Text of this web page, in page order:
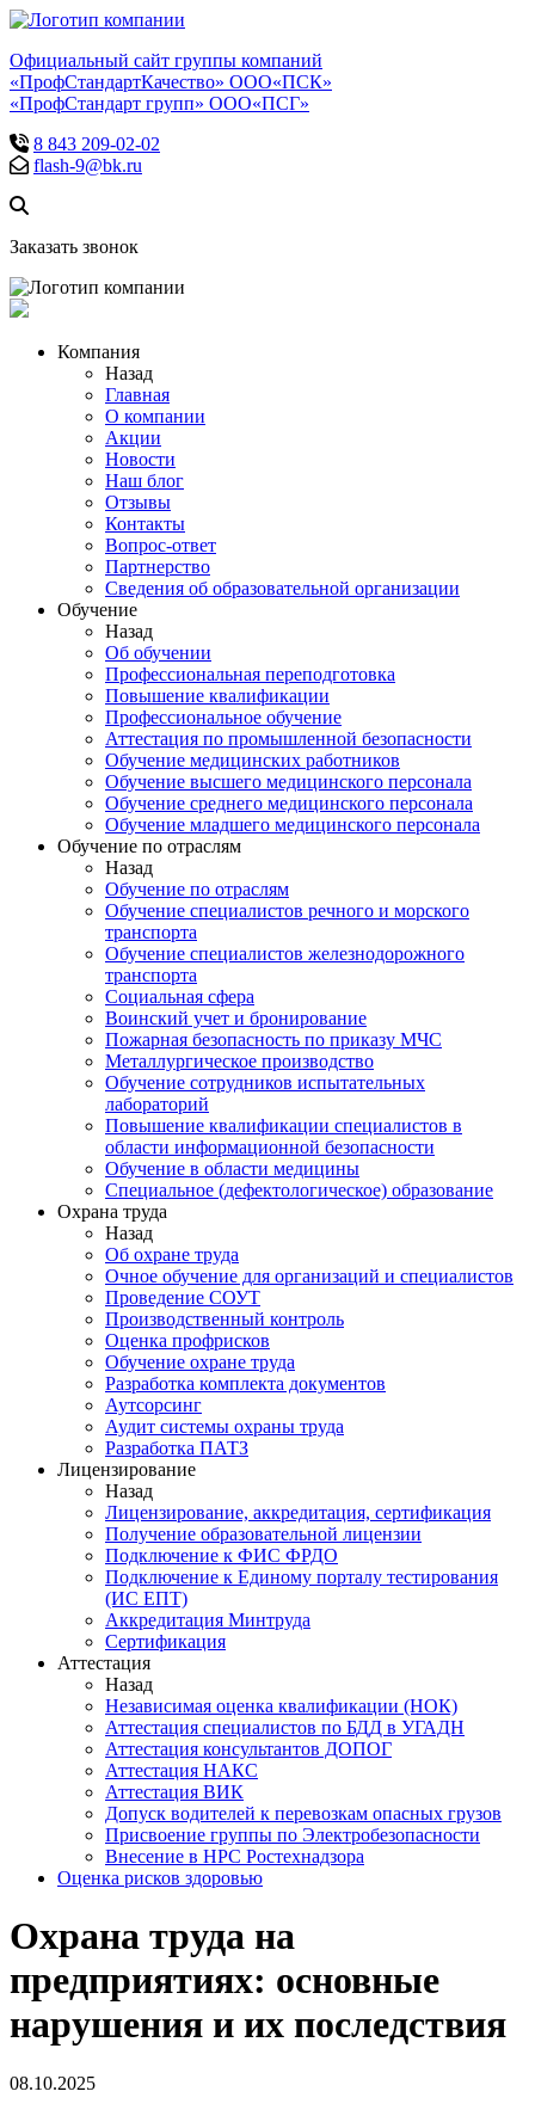
Официальный сайт группы компаний
«ПрофСтандартКачество» ООО«ПСК»
«ПрофСтандарт групп» ООО«ПСГ»
8 843 209-02-02
flash-9@bk.ru
Заказать звонок
Компания
Назад
Главная
О компании
Акции
Новости
Наш блог
Отзывы
Контакты
Вопрос-ответ
Партнерство
Сведения об образовательной организации
Обучение
Назад
Об обучении
Профессиональная переподготовка
Повышение квалификации
Профессиональное обучение
Аттестация по промышленной безопасности
Обучение медицинских работников
Обучение высшего медицинского персонала
Обучение среднего медицинского персонала
Обучение младшего медицинского персонала
Обучение по отраслям
Назад
Обучение по отраслям
Обучение специалистов речного и морского
транспорта
Обучение специалистов железнодорожного
транспорта
Социальная сфера
Воинский учет и бронирование
Пожарная безопасность по приказу МЧС
Металлургическое производство
Обучение сотрудников испытательных
лабораторий
Повышение квалификации специалистов в
области информационной безопасности
Обучение в области медицины
Специальное (дефектологическое) образование
Охрана труда
Назад
Об охране труда
Очное обучение для организаций и специалистов
Проведение СОУТ
Производственный контроль
Оценка профрисков
Обучение охране труда
Разработка комплекта документов
Аутсорсинг
Аудит системы охраны труда
Разработка ПАТЗ
Лицензирование
Назад
Лицензирование, аккредитация, сертификация
Получение образовательной лицензии
Подключение к ФИС ФРДО
Подключение к Единому порталу тестирования
(ИС ЕПТ)
Аккредитация Минтруда
Сертификация
Аттестация
Назад
Независимая оценка квалификации (НОК)
Аттестация специалистов по БДД в УГАДН
Аттестация консультантов ДОПОГ
Аттестация НАКС
Аттестация ВИК
Допуск водителей к перевозкам опасных грузов
Присвоение группы по Электробезопасности
Внесение в НРС Ростехнадзора
Оценка рисков здоровью
Охрана труда на
предприятиях: основные
нарушения и их последствия
08.10.2025